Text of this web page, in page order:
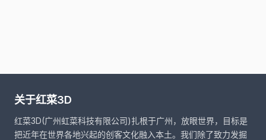
关于红菜3D
红菜3D(广州虹菜科技有限公司)扎根于广州，放眼世界，目标是
把近年在世界各地兴起的创客文化融入本土。我们除了致力发掘